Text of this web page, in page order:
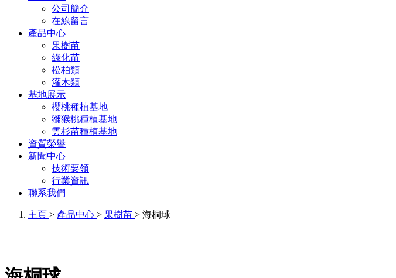
公司簡介
在線留言
產品中心
果樹苗
綠化苗
松柏類
灌木類
基地展示
櫻桃種植基地
獼猴桃種植基地
雲杉苗種植基地
資質榮譽
新聞中心
技術要領
行業資訊
聯系我們
主頁 > 產品中心 > 果樹苗 > 海桐球